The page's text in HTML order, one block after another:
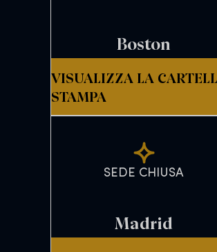
Boston
VISUALIZZA LA
STAMPA
SEDE CHIUSA
Madrid